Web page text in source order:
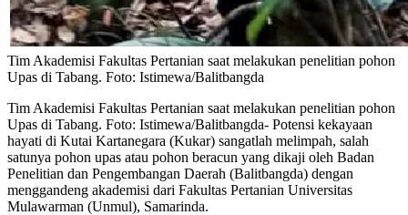
Tim Akademisi Fakultas Pertanian saat melakukan penelitian pohon
Upas di Tabang. Foto: Istimewa/Balitbangda
Tim Akademisi Fakultas Pertanian saat melakukan penelitian pohon
Upas di Tabang. Foto: Istimewa/Balitbangda- Potensi kekayaan
hayati di Kutai Kartanegara (Kukar) sangatlah melimpah, salah
satunya pohon upas atau pohon beracun yang dikaji oleh Badan
Penelitian dan Pengembangan Daerah (Balitbangda) dengan
menggandeng akademisi dari Fakultas Pertanian Universitas
Mulawarman (Unmul), Samarinda.